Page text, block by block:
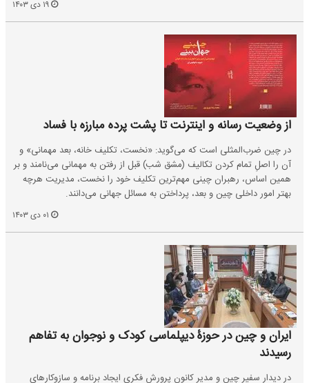
از وضعیت رسانه‌ و اینترنت تا پشت پرده مبارزه با فساد
در چین ضرب‌المثلی است که می‌گوید: «نخست، تکلیف خانه، بعد مهمانی» و
آن را اصلِ تمام کردن تکالیف (مشق شب) قبل از رفتن به مهمانی می‌نامند و بر
همین اساس، رهبران چینی مهم‌ترین تکلیف خود را نخست، مدیریت هرچه
بهتر امور داخلی چین و بعد، پرداختن به مسائل جهانی می‌دانند.
ایران و چین در حوزۀ دیپلماسی کودک و نوجوان به تفاهم
رسیدند
در دیدار سفیر چین و مدیر کانون پرورش فکری ایجاد برنامه و سازوکارهای